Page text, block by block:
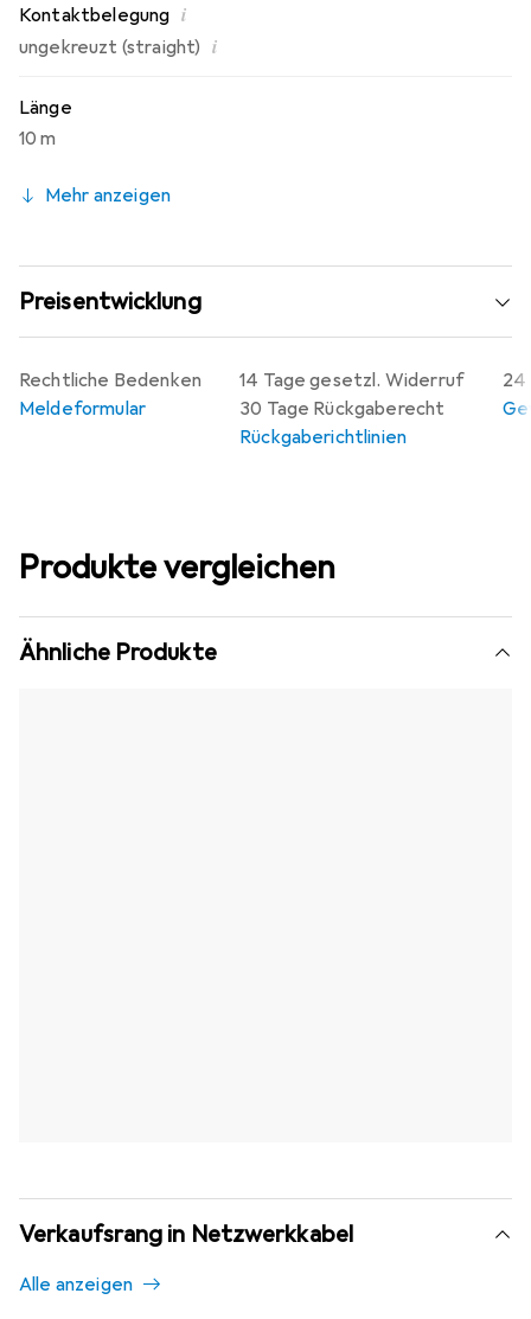
Kontaktbelegung i
ungekreuzt (straight) i
Länge
10 m
Mehr anzeigen
Preisentwicklung
14 Tage gesetzl. Widerruf
30 Tage Rückgaberecht
Rückgaberichtlinien
24
Rechtliche Bedenken
Meldeformular
Produkte vergleichen
Ähnliche Produkte
Verkaufsrang in Netzwerkkabel
Alle anzeigen